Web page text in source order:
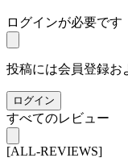
ログインが必要です
投稿には会員登録お
ログイン
すべてのレビュー
[ALL-REVIEWS]